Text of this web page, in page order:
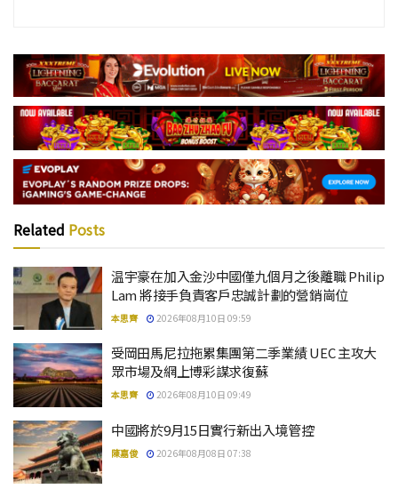
Related Posts
温宇豪在加入金沙中國僅九個月之後離職 Philip
Lam 將接手負責客戶忠誠計劃的營銷崗位
本思齊 2026年08月10日 09:59
受岡田馬尼拉拖累集團第二季業績 UEC 主攻大
眾市場及網上博彩謀求復蘇
本思齊 2026年08月10日 09:49
中國將於9月15日實行新出入境管控
陳嘉俊 2026年08月08日 07:38